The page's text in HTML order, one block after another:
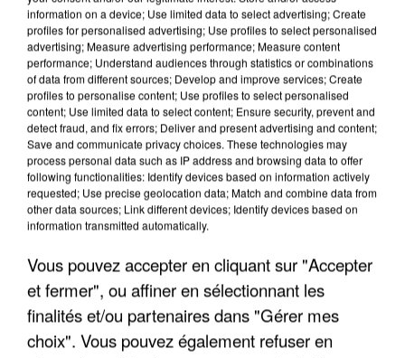
UN SECOND CADRE DE LA DZ MAFIA
information on a device; Use limited data to select advertising; Create
profiles for personalised advertising; Use profiles to select personalised
advertising; Measure advertising performance; Measure content
performance; Understand audiences through statistics or combinations
of data from different sources; Develop and improve services; Create
profiles to personalise content; Use profiles to select personalised
content; Use limited data to select content; Ensure security, prevent and
detect fraud, and fix errors; Deliver and present advertising and content;
Save and communicate privacy choices. These technologies may
process personal data such as IP address and browsing data to offer
following functionalities: Identify devices based on information actively
requested; Use precise geolocation data; Match and combine data from
other data sources; Link different devices; Identify devices based on
information transmitted automatically.
Vous pouvez accepter en cliquant sur "Accepter
et fermer", ou affiner en sélectionnant les
finalités et/ou partenaires dans "Gérer mes
choix". Vous pouvez également refuser en